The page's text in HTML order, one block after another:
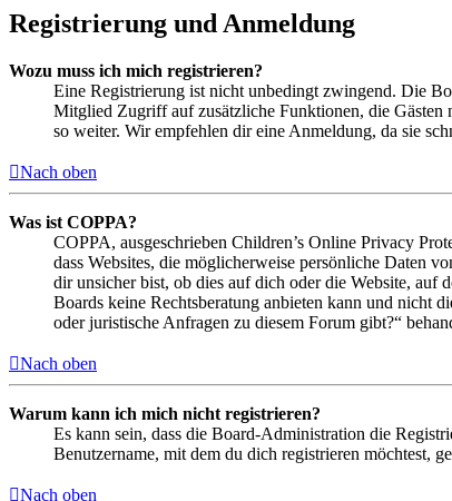
Registrierung und Anmeldung
Wozu muss ich mich registrieren?
Eine Registrierung ist nicht unbedingt zwingend. Die
Mitglied Zugriff auf zusätzliche Funktionen, die Gästen
so weiter. Wir empfehlen dir eine Anmeldung, da sie
Nach oben
Was ist COPPA?
COPPA, ausgeschrieben Children’s Online Privacy
dass Websites, die möglicherweise persönliche Daten
dir unsicher bist, ob dies auf dich oder die Website, auf
Boards keine Rechtsberatung anbieten kann und nicht
oder juristische Anfragen zu diesem Forum gibt?“
Nach oben
Warum kann ich mich nicht registrieren?
Es kann sein, dass die Board-Administration die
Benutzername, mit dem du dich registrieren möchtest,
Nach oben